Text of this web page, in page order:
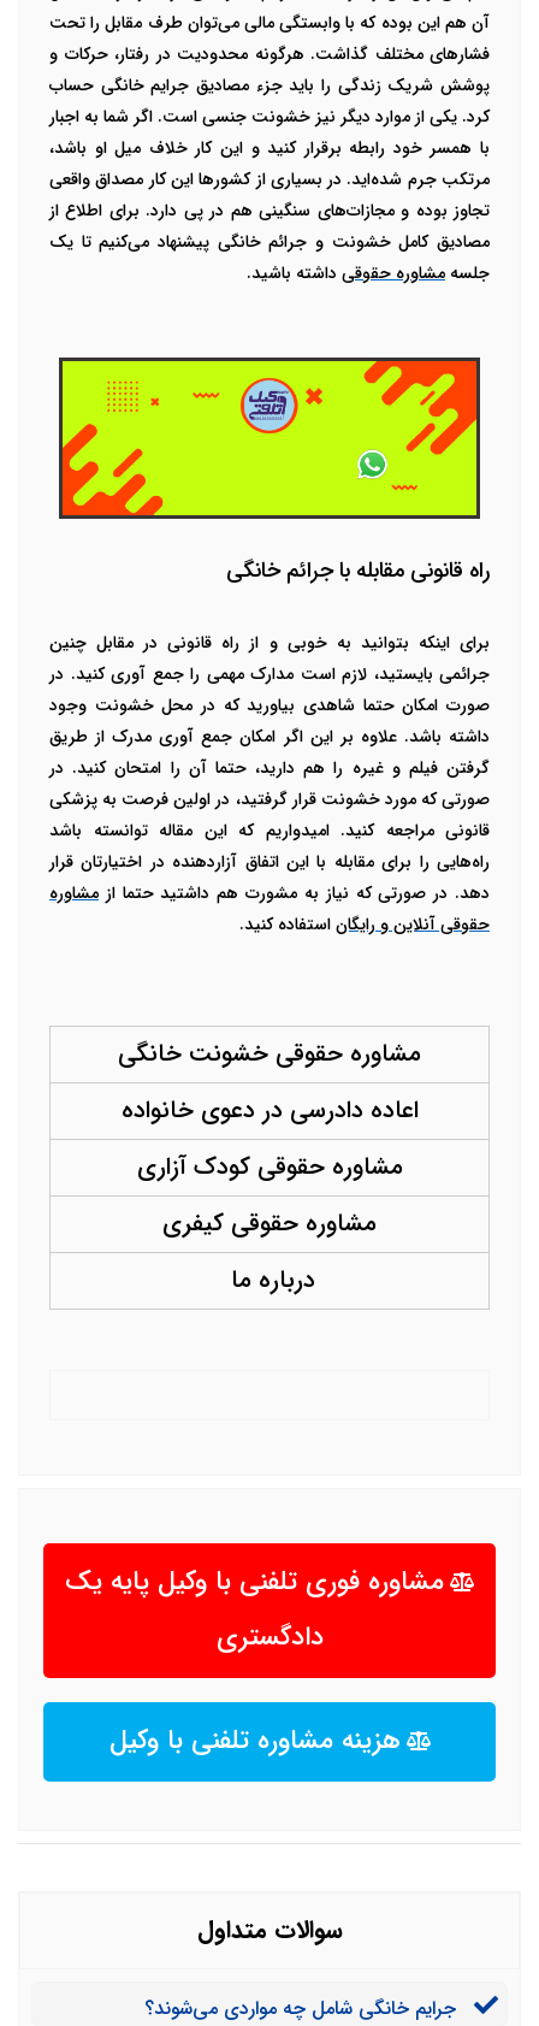
آن هم این بوده که با وابستگی مالی می‌توان طرف مقابل را تحت
فشارهای مختلف گذاشت. هرگونه محدودیت در رفتار، حرکات و
پوشش شریک زندگی را باید جزء مصادیق جرایم خانگی حساب
کرد. یکی از موارد دیگر نیز خشونت جنسی است. اگر شما به اجبار
با همسر خود رابطه برقرار کنید و این کار خلاف میل او باشد،
مرتکب جرم شده‌اید. در بسیاری از کشورها این کار مصداق واقعی
تجاوز بوده و مجازات‌های سنگینی هم در پی دارد. برای اطلاع از
مصادیق کامل خشونت و جرائم خانگی پیشنهاد می‌کنیم تا یک
جلسه مشاوره حقوقی داشته باشید.
راه قانونی مقابله با جرائم خانگی
برای اینکه بتوانید به خوبی و از راه قانونی در مقابل چنین
جرائمی بایستید، لازم است مدارک مهمی را جمع آوری کنید. در
صورت امکان حتما شاهدی بیاورید که در محل خشونت وجود
داشته باشد. علاوه بر این اگر امکان جمع آوری مدرک از طریق
گرفتن فیلم و غیره را هم دارید، حتما آن را امتحان کنید. در
صورتی که مورد خشونت قرار گرفتید، در اولین فرصت به پزشکی
قانونی مراجعه کنید. امیدواریم که این مقاله توانسته باشد
راه‌هایی را برای مقابله با این اتفاق آزاردهنده در اختیارتان قرار
دهد. در صورتی که نیاز به مشورت هم داشتید حتما از مشاوره
حقوقی آنلاین و رایگاناستفاده کنید.
مشاوره حقوقی خشونت خانگی
اعاده دادرسی در دعوی خانواده
مشاوره حقوقی کودک آزاری
مشاوره حقوقی کیفری
درباره ما
مشاوره فوری تلفنی با وکیل پایه یک
دادگستری
هزینه مشاوره تلفنی با وکیل
سوالات متداول
جرایم خانگی شامل چه مواردی می‌شوند؟